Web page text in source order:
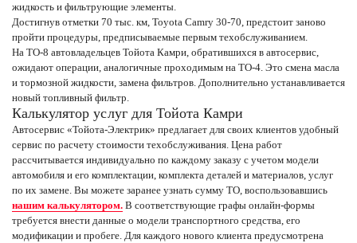
жидкость и фильтрующие элементы.
Достигнув отметки 70 тыс. км, Toyota Camry 30-70, предстоит заново
пройти процедуры, предписываемые первым техобслуживанием.
На ТО-8 автовладельцев Тойота Камри, обратившихся в автосервис,
ожидают операции, аналогичные проходимым на ТО-4. Это смена масла
и тормозной жидкости, замена фильтров. Дополнительно устанавливается
новый топливный фильтр.
Калькулятор услуг для Тойота Камри
Автосервис «Тойота-Электрик» предлагает для своих клиентов удобный
сервис по расчету стоимости техобслуживания. Цена работ
рассчитывается индивидуально по каждому заказу с учетом модели
автомобиля и его комплектации, комплекта деталей и материалов, услуг
по их замене. Вы можете заранее узнать сумму ТО, воспользовавшись
нашим калькулятором. В соответствующие графы онлайн-формы
требуется внести данные о модели транспортного средства, его
модификации и пробеге. Для каждого нового клиента предусмотрена